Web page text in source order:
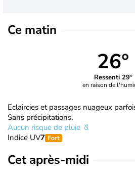
Ce matin
26°
Ressenti 29°
en raison de
Eclaircies et passages nuageux
Sans précipitations.
Aucun risque de pluie
Indice UV7 Fort
Cet après-midi